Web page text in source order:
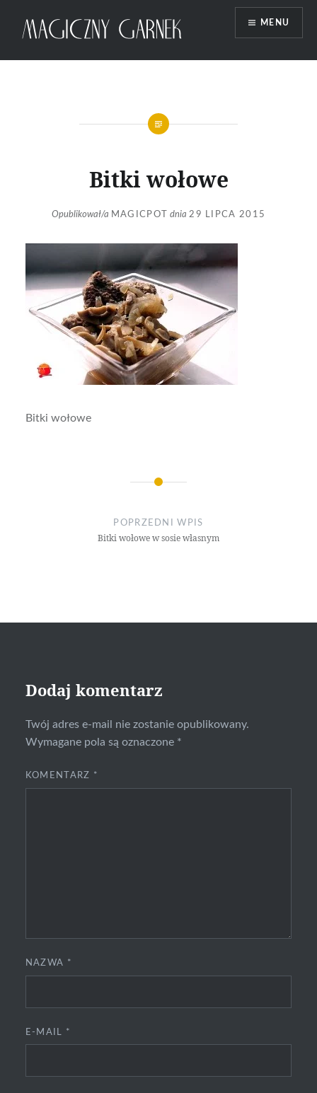
Magiczny Garnek
MENU
Bitki wołowe
Opublikował/a MAGICPOT dnia 29 LIPCA 2015
Bitki wołowe
POPRZEDNI WPIS
Bitki wołowe w sosie własnym
Dodaj komentarz
Twój adres e-mail nie zostanie opublikowany.
Wymagane pola są oznaczone *
KOMENTARZ *
NAZWA *
E-MAIL *